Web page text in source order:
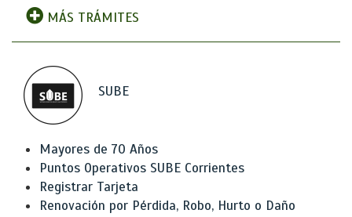
MÁS TRÁMITES
SUBE
Mayores de 70 Años
Puntos Operativos SUBE Corrientes
Registrar Tarjeta
Renovación por Pérdida, Robo, Hurto o Daño